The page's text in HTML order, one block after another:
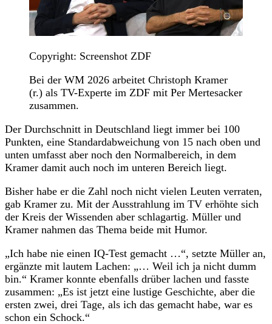
Copyright: Screenshot ZDF
Bei der WM 2026 arbeitet Christoph Kramer
(r.) als TV-Experte im ZDF mit Per Mertesacker
zusammen.
Der Durchschnitt in Deutschland liegt immer bei 100
Punkten, eine Standardabweichung von 15 nach oben und
unten umfasst aber noch den Normalbereich, in dem
Kramer damit auch noch im unteren Bereich liegt.
Bisher habe er die Zahl noch nicht vielen Leuten verraten,
gab Kramer zu. Mit der Ausstrahlung im TV erhöhte sich
der Kreis der Wissenden aber schlagartig. Müller und
Kramer nahmen das Thema beide mit Humor.
„Ich habe nie einen IQ-Test gemacht …“, setzte Müller an,
ergänzte mit lautem Lachen: „… Weil ich ja nicht dumm
bin.“ Kramer konnte ebenfalls drüber lachen und fasste
zusammen: „Es ist jetzt eine lustige Geschichte, aber die
ersten zwei, drei Tage, als ich das gemacht habe, war es
schon ein Schock.“